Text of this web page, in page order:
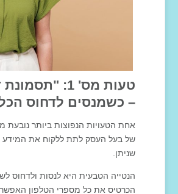
טעות מס' 1:
– כשמנסים לדחוס
אחת הטעויות הנפוצות ביותר נובעת
של בעל העסק לתת ללקוח את המידע
שניתן.
הנטייה הטבעית היא לנסות ולדחוס
הכרטיס את כל מספרי הטלפון